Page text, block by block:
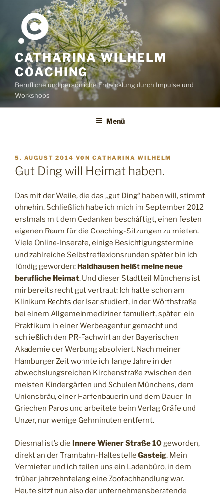
springen
CATHARINA WILHELM
COACHING
Berufliche und persönliche Entwicklung durch Impulse und
Workshops
Menü
VERÖFFENTLICHT
AM
5. AUGUST 2014 VON CATHARINA WILHELM
Gut Ding will Heimat haben.
Das mit der Weile, die das „gut Ding“ haben will, stimmt
ohnehin. Schließlich habe ich mich im September 2012
erstmals mit dem Gedanken beschäftigt, einen festen
eigenen Raum für die Coaching-Sitzungen zu mieten.
Viele Online-Inserate, einige Besichtigungstermine
und zahlreiche Selbstreflexionsrunden später bin ich
fündig geworden: Haidhausenheißt meine neue
berufliche Heimat. Und dieser Stadtteil Münchens ist
mir bereits recht gut vertraut: Ich hatte schon am
Klinikum Rechts der Isar studiert, in der Wörthstraße
bei einem Allgemeinmediziner famuliert, später ein
Praktikum in einer Werbeagentur gemacht und
schließlich den PR-Fachwirt an der Bayerischen
Akademie der Werbung absolviert. Nach meiner
Hamburger Zeit wohnte ich lange Jahre in der
abwechslungsreichen Kirchenstraße zwischen den
meisten Kindergärten und Schulen Münchens, dem
Unionsbräu, einer Harfenbauerin und dem Dauer-In-
Griechen Paros und arbeitete beim Verlag Gräfe und
Unzer, nur wenige Gehminuten entfernt.
Diesmal ist’s die Innere Wiener Straße 10geworden,
direkt an der Trambahn-Haltestelle Gasteig. Mein
Vermieter und ich teilen uns ein Ladenbüro, in dem
früher jahrzehntelang eine Zoofachhandlung war.
Heute sitzt nun also der unternehmensberatende